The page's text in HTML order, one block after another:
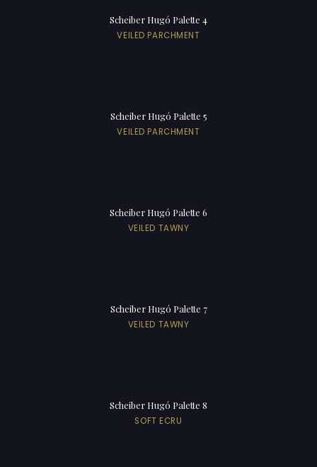
Scheiber Hugó Palette 4
VEILED PARCHMENT
Scheiber Hugó Palette 5
VEILED PARCHMENT
Scheiber Hugó Palette 6
VEILED TAWNY
Scheiber Hugó Palette 7
VEILED TAWNY
Scheiber Hugó Palette 8
SOFT ECRU